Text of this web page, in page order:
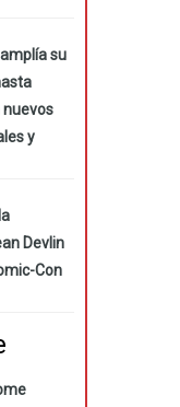
su
y
Devlin
Con